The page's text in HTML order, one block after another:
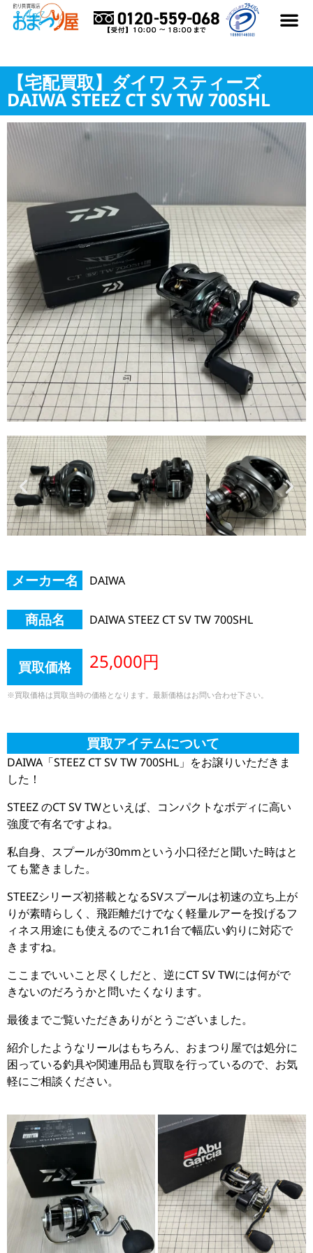
【宅配買取】ダイワ スティーズ
DAIWA STEEZ CT SV TW 700SHL
メーカー名 DAIWA
商品名 DAIWA STEEZ CT SV TW 700SHL
買取価格 25,000円
※買取価格は買取当時の価格となります。最新価格はお問い合わせ下さい。
買取アイテムについて
DAIWA「STEEZ CT SV TW 700SHL」をお譲りいただきま
した！
STEEZ のCT SV TWといえば、コンパクトなボディに高い
強度で有名ですよね。
私自身、スプールが30mmという小口径だと聞いた時はと
ても驚きました。
STEEZシリーズ初搭載となるSVスプールは初速の立ち上が
りが素晴らしく、飛距離だけでなく軽量ルアーを投げるフ
ィネス用途にも使えるのでこれ1台で幅広い釣りに対応で
きますね。
ここまでいいこと尽くしだと、逆にCT SV TWには何がで
きないのだろうかと問いたくなります。
最後までご覧いただきありがとうございました。
紹介したようなリールはもちろん、おまつり屋では処分に
困っている釣具や関連用品も買取を行っているので、お気
軽にご相談ください。